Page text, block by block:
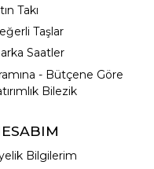
Takı
Taşlar
Saatler
- Bütçene Göre
Bilezik
Bilgilerim